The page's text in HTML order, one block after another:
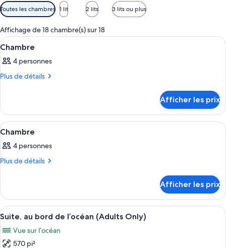
Filtres
disponibles
pour
les
chambres
Toutes les chambres 1 lit 2 lits 3 lits ou plus
Affichage de 18 chambre(s) sur 18
Afficher
toutes
les
photos
type
de
chambre :
Chambre
Une chambre d’hôtel équipée d’un
7
Chambre
4 personnes
Plus de détails
Plus
Chambre
Afficher les prix
Afficher
toutes
les
photos
type
de
chambre :
Chambre
Une chambre d’hôtel équipée d’un
10
Chambre
4 personnes
Plus de détails
Plus
Chambre
Afficher les prix
Afficher
toutes
les
Une chambre d’hôtel avec un
6
Suite, au bord de l’océan (Adults Only)
Vue sur l’océan
570 pi²